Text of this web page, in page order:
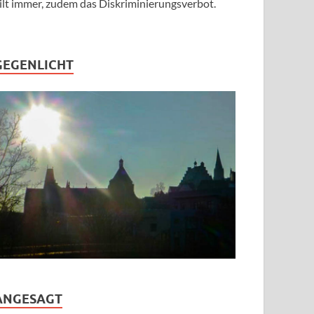
immer, zudem das Diskriminierungsverbot.